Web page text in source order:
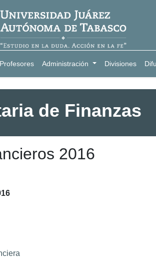
Profesores Administración Divisiones
de Finanzas
2016